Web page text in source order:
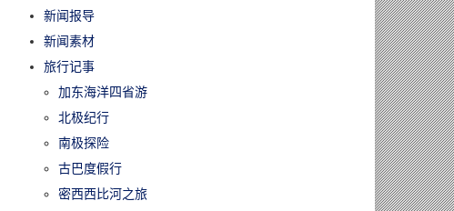
新闻报导
新闻素材
旅行记事
加东海洋四省游
北极纪行
南极探险
古巴度假行
密西西比河之旅